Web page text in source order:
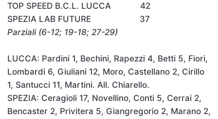
TOP SPEED B.C.L. LUCCA 42
SPEZIA LAB FUTURE 37
Parziali (6-12; 19-18; 27-29)
LUCCA: Pardini 1, Bechini, Rapezzi 4, Betti 5, Fiori,
Lombardi 6, Giuliani 12, Moro, Castellano 2, Cirillo
1, Santucci 11, Martini. All. Chiarello.
SPEZIA: Ceragioli 17, Novellino, Conti 5, Cerrai 2,
Bencaster 2, Privitera 5, Giangregorio 2, Marano 2,